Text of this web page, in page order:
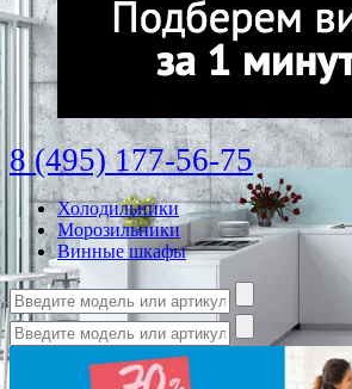
8 (495) 177-56-75
Холодильники
Морозильники
Винные шкафы